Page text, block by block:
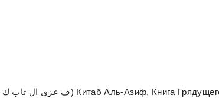
ف عزي ال تاب ك) Китаб Аль-Азиф, Книга